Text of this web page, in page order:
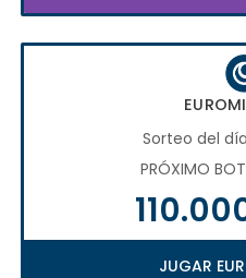
Sorteo del
PRÓXIMO
JUGAR